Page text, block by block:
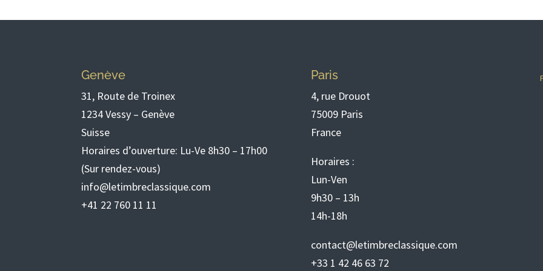
Genève
31, Route de Troinex
1234 Vessy – Genève
Suisse
Horaires d’ouverture: Lu-Ve 8h30 – 17h00
(Sur rendez-vous)
info@letimbreclassique.com
+41 22 760 11 11
Paris
4, rue Drouot
75009 Paris
France
Horaires :
Lun-Ven
9h30 – 13h
14h-18h
contact@letimbreclassique.com
+33 1 42 46 63 72